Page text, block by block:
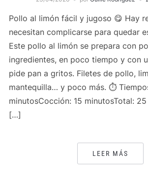
Pollo al limón fácil y jugoso 😋 Hay
necesitan complicarse para quedar
Este pollo al limón se prepara con
ingredientes, en poco tiempo y con
pide pan a gritos. Filetes de pollo,
mantequilla… y poco más. ⏱️
minutosCocción: 15 minutosTotal:
[…]
LEER MÁS